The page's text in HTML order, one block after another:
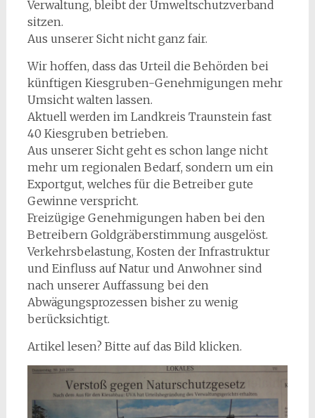
Verwaltung, bleibt der Umweltschutzverband
sitzen.
Aus unserer Sicht nicht ganz fair.
Wir hoffen, dass das Urteil die Behörden bei
künftigen Kiesgruben-Genehmigungen mehr
Umsicht walten lassen.
Aktuell werden im Landkreis Traunstein fast
40 Kiesgruben betrieben.
Aus unserer Sicht geht es schon lange nicht
mehr um regionalen Bedarf, sondern um ein
Exportgut, welches für die Betreiber gute
Gewinne verspricht.
Freizügige Genehmigungen haben bei den
Betreibern Goldgräberstimmung ausgelöst.
Verkehrsbelastung, Kosten der Infrastruktur
und Einfluss auf Natur und Anwohner sind
nach unserer Auffassung bei den
Abwägungsprozessen bisher zu wenig
berücksichtigt.
Artikel lesen? Bitte auf das Bild klicken.